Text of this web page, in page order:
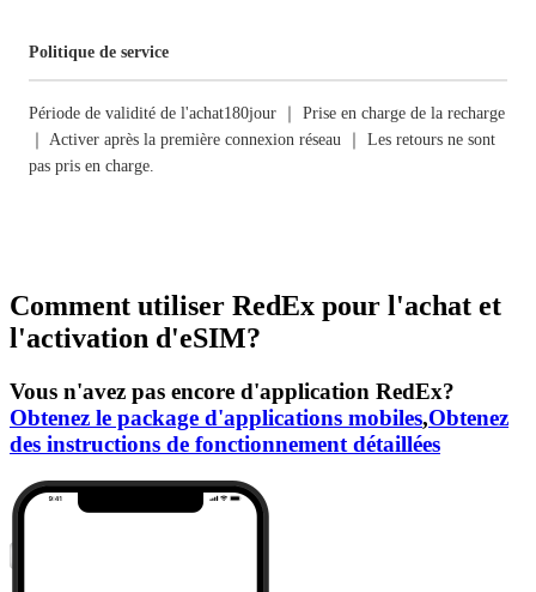
Politique de service
Période de validité de l'achat180jour ｜ Prise en charge de la recharge
｜ Activer après la première connexion réseau ｜ Les retours ne sont
pas pris en charge.
Comment utiliser RedEx pour l'achat et
l'activation d'eSIM?
Vous n'avez pas encore d'application RedEx?
Obtenez le package d'applications mobiles,Obtenez
des instructions de fonctionnement détaillées